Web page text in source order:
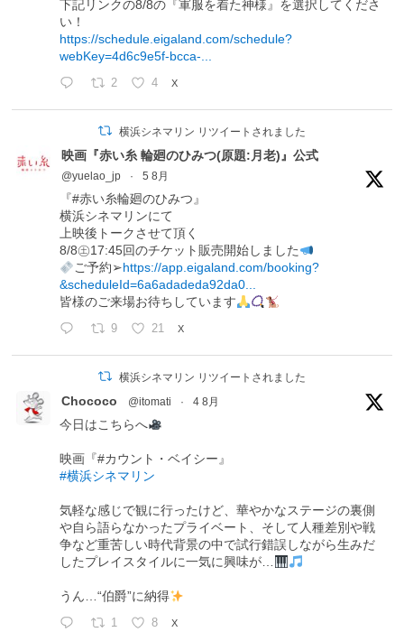
下記リンクの8/8の『軍服を着た神様』を選択してくださ
い！
https://schedule.eigaland.com/schedule?
webKey=4d6c9e5f-bcca-...
2 4 X
横浜シネマリン リツイートされました
映画『赤い糸 輪廻のひみつ(原題:月老)』公式
@yuelao_jp · 5 8月
『#赤い糸輪廻のひみつ』
横浜シネマリンにて
上映後トークさせて頂く
8/8㊏17:45回のチケット販売開始しました
ご予約➢https://app.eigaland.com/booking?
&scheduleId=6a6adadeda92da0...
皆様のご来場お待ちしています
9 21 X
横浜シネマリン リツイートされました
Chococo @itomati · 4 8月
今日はこちらへ
映画『#カウント・ベイシー』
#横浜シネマリン
気軽な感じで観に行ったけど、華やかなステージの裏側
や自ら語らなかったプライベート、そして人種差別や戦
争など重苦しい時代背景の中で試行錯誤しながら生みだ
したプレイスタイルに一気に興味が…
うん…“伯爵”に納得
1 8 X